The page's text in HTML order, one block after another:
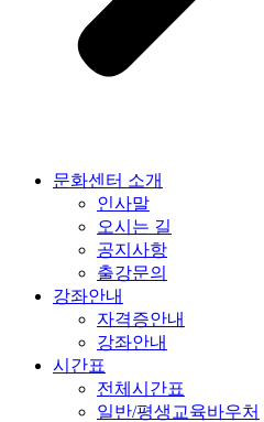
문화센터 소개
인사말
오시는 길
공지사항
출강문의
강좌안내
자격증안내
강좌안내
시간표
전체시간표
일반/평생교육바우처